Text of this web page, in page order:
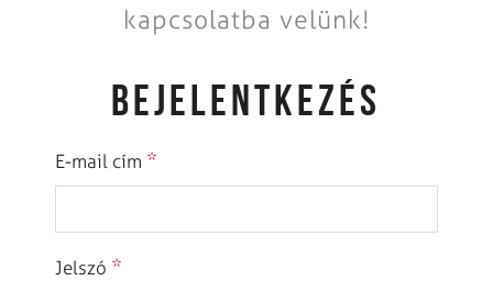
kapcsolatba velünk!
BEJELENTKEZÉS
E-mail cím *
Jelszó *